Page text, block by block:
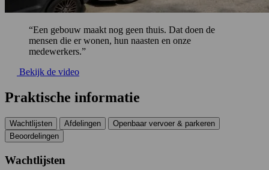
“Een gebouw maakt nog geen thuis. Dat doen de
mensen die er wonen, hun naasten en onze
medewerkers.”
Bekijk de video
Praktische informatie
Wachtlijsten Afdelingen
Openbaar vervoer & parkeren
Beoordelingen
Wachtlijsten